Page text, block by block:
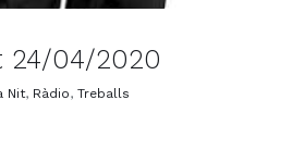
24/04/2020
Nit, Ràdio, Treballs